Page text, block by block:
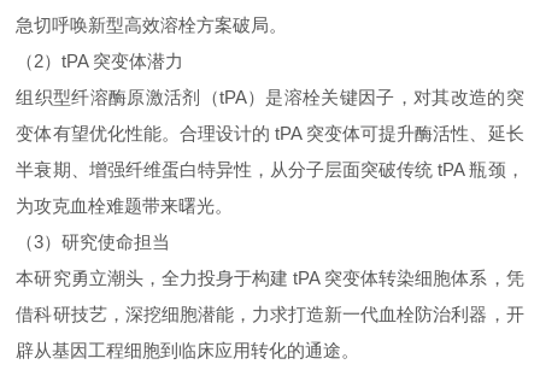
急切呼唤新型高效溶栓方案破局。
（2）tPA 突变体潜力
组织型纤溶酶原激活剂（tPA）是溶栓关键因子，对其改造的突
变体有望优化性能。合理设计的 tPA 突变体可提升酶活性、延长
半衰期、增强纤维蛋白特异性，从分子层面突破传统 tPA 瓶颈，
为攻克血栓难题带来曙光。
（3）研究使命担当
本研究勇立潮头，全力投身于构建 tPA 突变体转染细胞体系，凭
借科研技艺，深挖细胞潜能，力求打造新一代血栓防治利器，开
辟从基因工程细胞到临床应用转化的通途。